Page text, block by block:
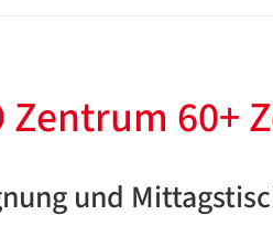
Zentrum 60+
und